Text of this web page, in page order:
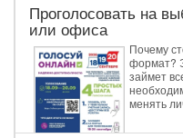
Проголосовать на
или офиса
Почему
формат?
займет
менять